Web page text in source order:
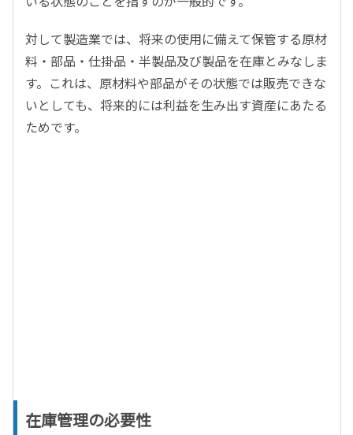
対して製造業では、将来の使用に備えて保管する原材
料・部品・仕掛品・半製品及び製品を在庫とみなしま
す。これは、原材料や部品がその状態では販売できな
いとしても、将来的には利益を生み出す資産にあたる
ためです。
在庫管理の必要性